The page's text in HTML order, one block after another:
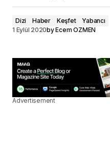
Dizi Haber Keşfet
Yabancı
1 Eylül 2020byEcem ÖZMEN
Advertisement